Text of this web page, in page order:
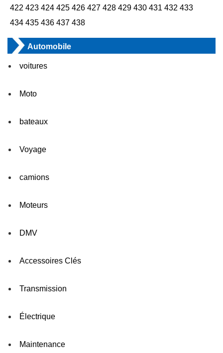
422 423 424 425 426 427 428 429 430 431 432 433
434 435 436 437 438
Automobile
voitures
Moto
bateaux
Voyage
camions
Moteurs
DMV
Accessoires Clés
Transmission
Électrique
Maintenance